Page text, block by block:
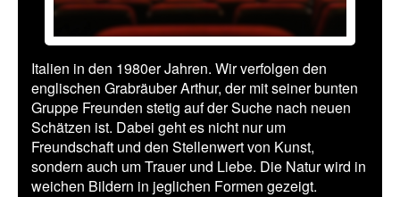
Italien in den 1980er Jahren. Wir verfolgen den
englischen Grabräuber Arthur, der mit seiner bunten
Gruppe Freunden stetig auf der Suche nach neuen
Schätzen ist. Dabei geht es nicht nur um
Freundschaft und den Stellenwert von Kunst,
sondern auch um Trauer und Liebe. Die Natur wird in
weichen Bildern in jeglichen Formen gezeigt.